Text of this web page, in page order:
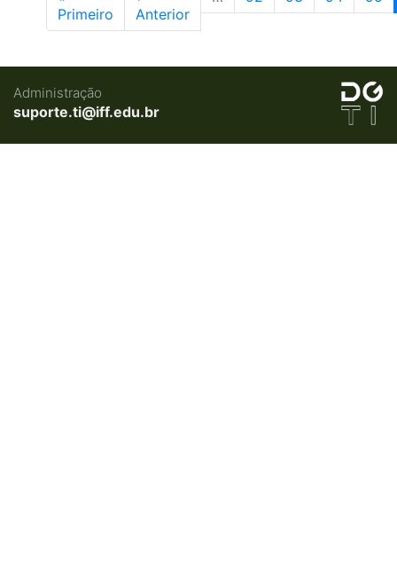
Primeiro
Anterior
Administração
suporte.ti@iff.edu.br